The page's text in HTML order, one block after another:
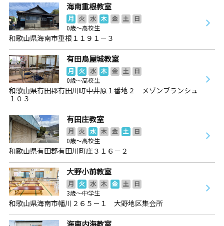
海南重根教室
月 火 水 木 金 土
日
0歳～高校生
和歌山県海南市重根１１９１－３
有田鳥屋城教室
月 火 水 木 金 土
日
0歳～高校生
和歌山県有田郡有田川町中井原１番地２ メゾンブランシュ
１０３
有田庄教室
月 火 水 木 金 土
日
0歳～高校生
和歌山県有田郡有田川町庄３１６－２
大野小前教室
月 火 水 木 金 土
日
3歳～中学生
和歌山県海南市幡川２６５－１ 大野地区集会所
海南内海教室